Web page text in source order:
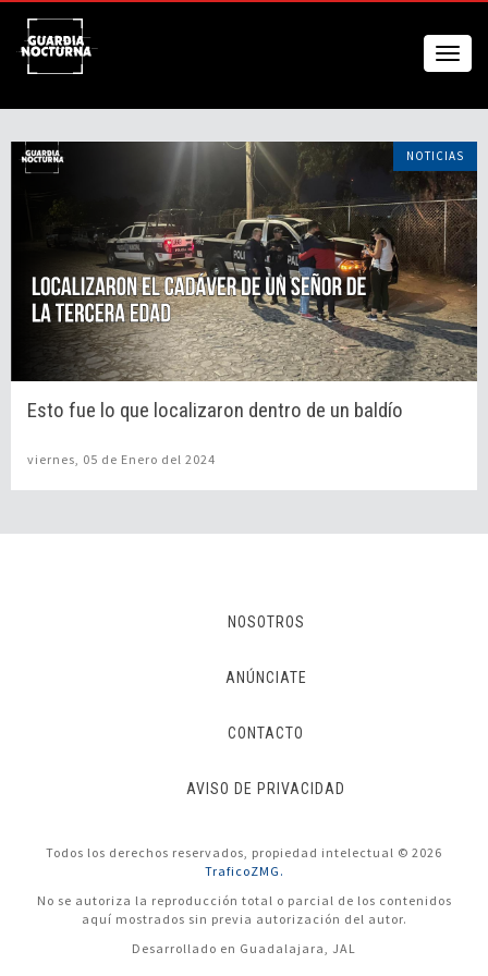
NOTICIAS
Esto fue lo que localizaron dentro de un baldío
viernes, 05 de Enero del 2024
NOSOTROS
ANÚNCIATE
CONTACTO
AVISO DE PRIVACIDAD
Todos los derechos reservados, propiedad intelectual © 2026
TraficoZMG.
No se autoriza la reproducción total o parcial de los contenidos
aquí mostrados sin previa autorización del autor.
Desarrollado en Guadalajara, JAL